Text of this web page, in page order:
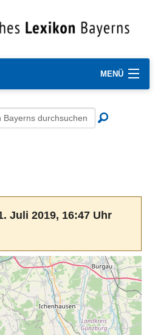
MENÜ
Juli 2019, 16:47 Uhr